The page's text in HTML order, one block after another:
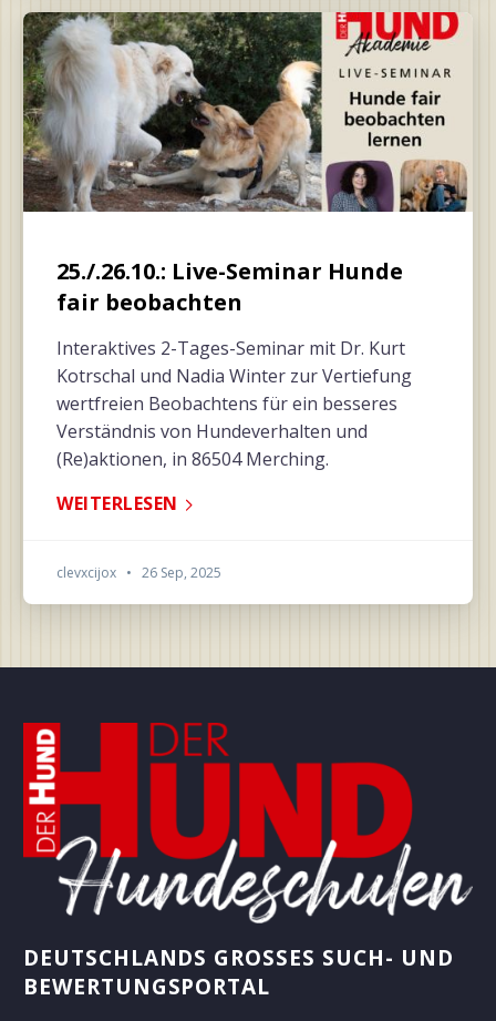
25./.26.10.: Live-Seminar Hunde
fair beobachten
Interaktives 2-Tages-Seminar mit Dr. Kurt
Kotrschal und Nadia Winter zur Vertiefung
wertfreien Beobachtens für ein besseres
Verständnis von Hundeverhalten und
(Re)aktionen, in 86504 Merching.
WEITERLESEN
clevxcijox • 26 Sep, 2025
DEUTSCHLANDS GROSSES SUCH- UND B
EWERTUNGSPORTAL